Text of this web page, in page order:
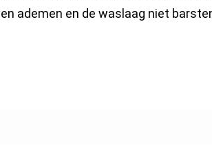
ademen en de waslaag niet